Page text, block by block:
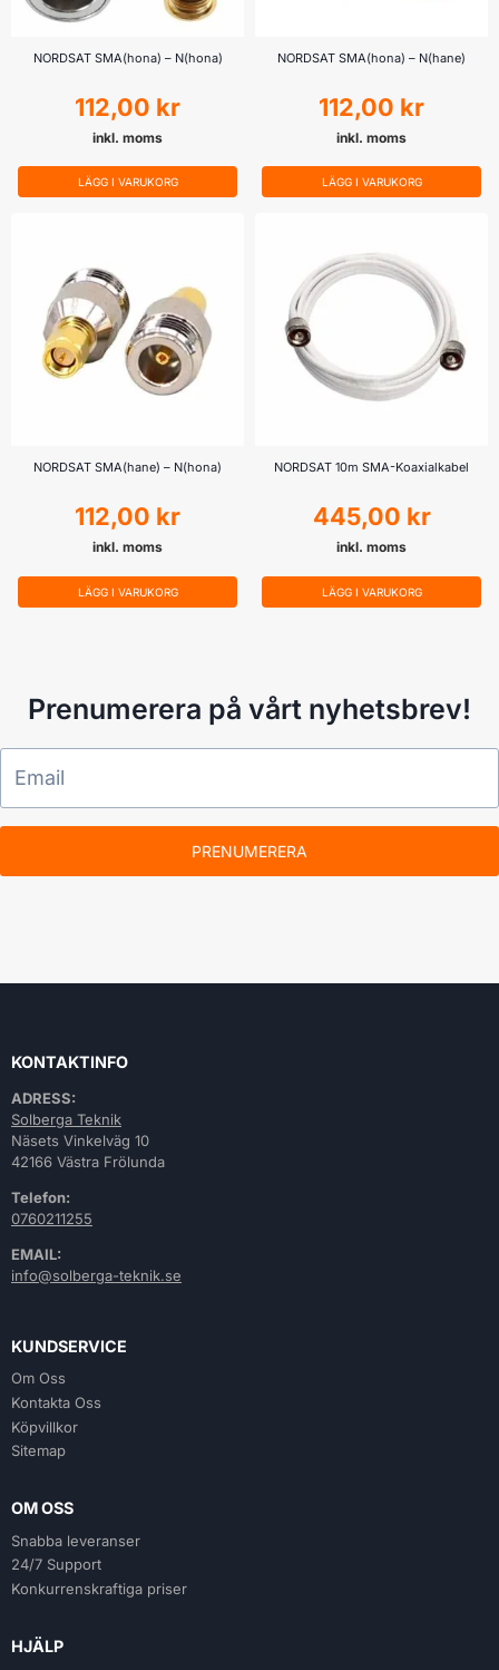
NORDSAT SMA(hona) – N(hona)
112,00 kr
inkl. moms
LÄGG I VARUKORG
NORDSAT SMA(hona) – N(hane)
112,00 kr
inkl. moms
LÄGG I VARUKORG
NORDSAT SMA(hane) – N(hona)
112,00 kr
inkl. moms
LÄGG I VARUKORG
NORDSAT 10m SMA-Koaxialkabel
445,00 kr
inkl. moms
LÄGG I VARUKORG
Prenumerera på vårt nyhetsbrev!
PRENUMERERA
KONTAKTINFO
ADRESS:
Solberga Teknik
Näsets Vinkelväg 10
42166 Västra Frölunda
Telefon:
0760211255
EMAIL:
info@solberga-teknik.se
KUNDSERVICE
Om Oss
Kontakta Oss
Köpvillkor
Sitemap
OM OSS
Snabba leveranser
24/7 Support
Konkurrenskraftiga priser
HJÄLP